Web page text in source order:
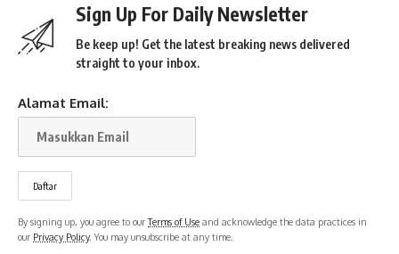
Sign Up For Daily Newsletter
Be keep up! Get the latest breaking news delivered
straight to your inbox.
Alamat Email:
By signing up, you agree to ourTerms of Use and acknowledge the data practices in
our Privacy Policy. You may unsubscribe at any time.